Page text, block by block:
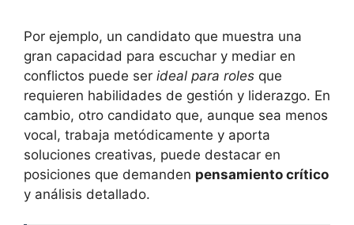
Por ejemplo, un candidato que muestra una
gran capacidad para escuchar y mediar en
conflictos puede ser ideal para roles que
requieren habilidades de gestión y liderazgo. En
cambio, otro candidato que, aunque sea menos
vocal, trabaja metódicamente y aporta
soluciones creativas, puede destacar en
posiciones que demanden pensamiento crítico
y análisis detallado.